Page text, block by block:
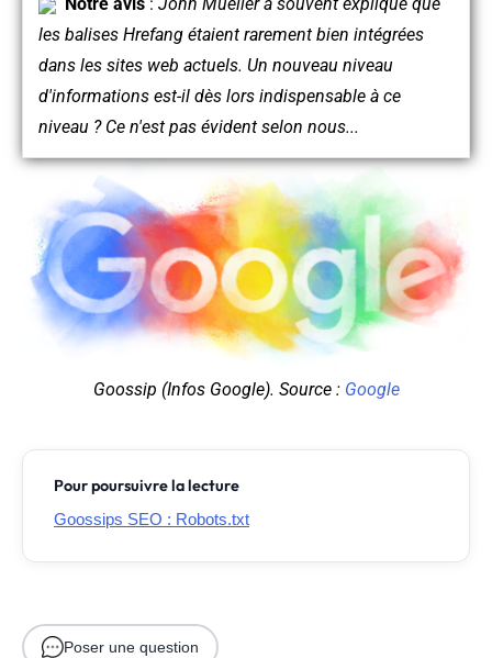
les balises Hrefang étaient rarement bien intégrées
dans les sites web actuels. Un nouveau niveau
d'informations est-il dès lors indispensable à ce
niveau ? Ce n'est pas évident selon nous...
Goossip (Infos Google). Source : Google
Pour poursuivre la lecture
Goossips SEO : Robots.txt
Poser une question